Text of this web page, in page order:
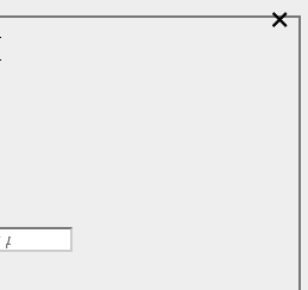
×
×